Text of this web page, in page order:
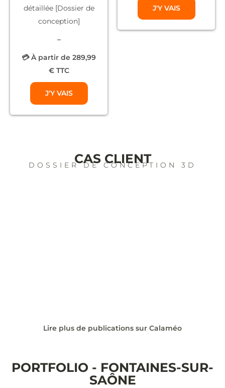
détaillée [Dossier de
conception]
–
💳 À partir de 289,99
€ TTC
J'Y VAIS
J'Y VAIS
CAS CLIENT
DOSSIER DE CONCEPTION 3D
Lire plus de publications sur Calaméo
PORTFOLIO - FONTAINES-SUR-
SAÔNE